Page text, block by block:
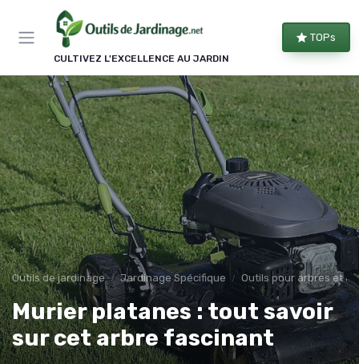
CULTIVEZ L'EXCELLENCE AU JARDIN
TOPs
Outils de jardinage Jardinage Spécifique Outils pour arbres et
Murier platanes : tout savoir
sur cet arbre fascinant
Panneau de gestion des cookies